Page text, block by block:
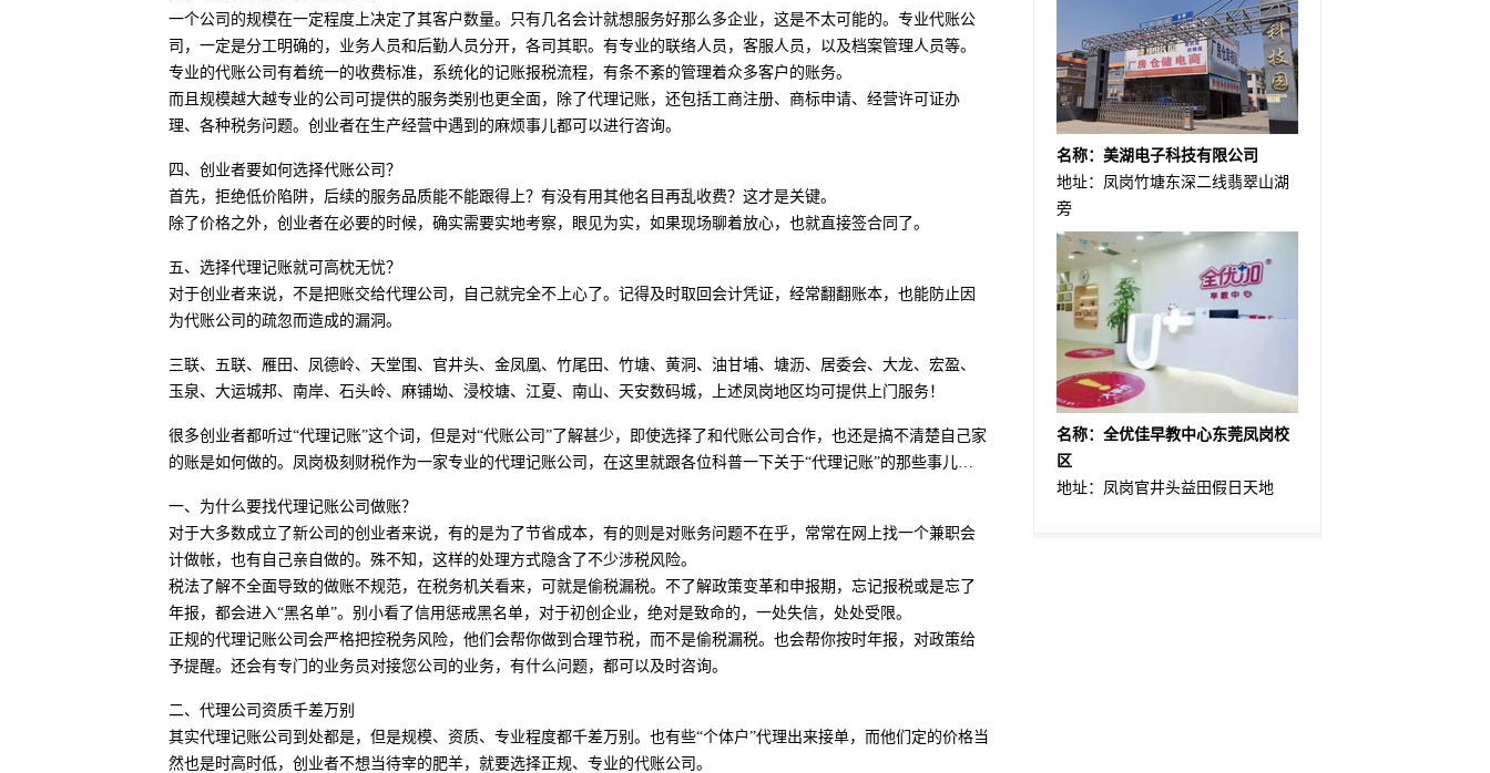
一个公司的规模在一定程度上决定了其客户数量。只有几名会计就想服务好那么多企业，这是不太可能的。专业代账公
司，一定是分工明确的，业务人员和后勤人员分开，各司其职。有专业的联络人员，客服人员，以及档案管理人员等。
专业的代账公司有着统一的收费标准，系统化的记账报税流程，有条不紊的管理着众多客户的账务。
而且规模越大越专业的公司可提供的服务类别也更全面，除了代理记账，还包括工商注册、商标申请、经营许可证办
理、各种税务问题。创业者在生产经营中遇到的麻烦事儿都可以进行咨询。
四、创业者要如何选择代账公司？
首先，拒绝低价陷阱，后续的服务品质能不能跟得上？有没有用其他名目再乱收费？这才是关键。
除了价格之外，创业者在必要的时候，确实需要实地考察，眼见为实，如果现场聊着放心，也就直接签合同了。
五、选择代理记账就可高枕无忧？
对于创业者来说，不是把账交给代理公司，自己就完全不上心了。记得及时取回会计凭证，经常翻翻账本，也能防止因
为代账公司的疏忽而造成的漏洞。
三联、五联、雁田、凤德岭、天堂围、官井头、金凤凰、竹尾田、竹塘、黄洞、油甘埔、塘沥、居委会、大龙、宏盈、
玉泉、大运城邦、南岸、石头岭、麻铺坳、浸校塘、江夏、南山、天安数码城，上述凤岗地区均可提供上门服务！
很多创业者都听过“代理记账”这个词，但是对“代账公司”了解甚少，即使选择了和代账公司合作，也还是搞不清楚自己家
的账是如何做的。凤岗极刻财税作为一家专业的代理记账公司，在这里就跟各位科普一下关于“代理记账”的那些事儿…
一、为什么要找代理记账公司做账？
对于大多数成立了新公司的创业者来说，有的是为了节省成本，有的则是对账务问题不在乎，常常在网上找一个兼职会
计做帐，也有自己亲自做的。殊不知，这样的处理方式隐含了不少涉税风险。
税法了解不全面导致的做账不规范，在税务机关看来，可就是偷税漏税。不了解政策变革和申报期，忘记报税或是忘了
年报，都会进入“黑名单”。别小看了信用惩戒黑名单，对于初创企业，绝对是致命的，一处失信，处处受限。
正规的代理记账公司会严格把控税务风险，他们会帮你做到合理节税，而不是偷税漏税。也会帮你按时年报，对政策给
予提醒。还会有专门的业务员对接您公司的业务，有什么问题，都可以及时咨询。
二、代理公司资质千差万别
其实代理记账公司到处都是，但是规模、资质、专业程度都千差万别。也有些“个体户”代理出来接单，而他们定的价格当
然也是时高时低，创业者不想当待宰的肥羊，就要选择正规、专业的代账公司。
名称：美湖电子科技有限公司
地址：凤岗竹塘东深二线翡翠山湖
旁
名称：全优佳早教中心东莞凤岗校
区
地址：凤岗官井头益田假日天地